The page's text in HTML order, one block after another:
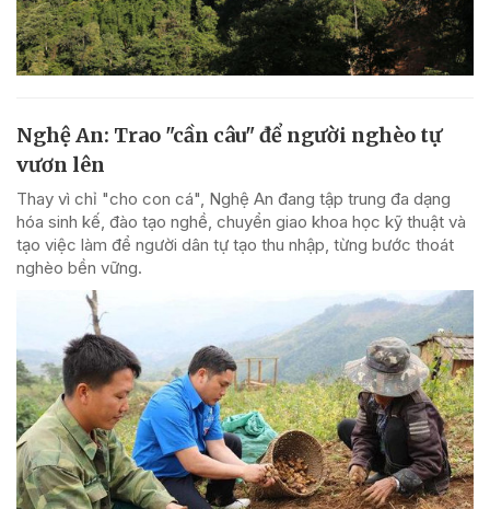
Nghệ An: Trao "cần câu" để người nghèo tự
vươn lên
Thay vì chỉ "cho con cá", Nghệ An đang tập trung đa dạng
hóa sinh kế, đào tạo nghề, chuyển giao khoa học kỹ thuật và
tạo việc làm để người dân tự tạo thu nhập, từng bước thoát
nghèo bền vững.